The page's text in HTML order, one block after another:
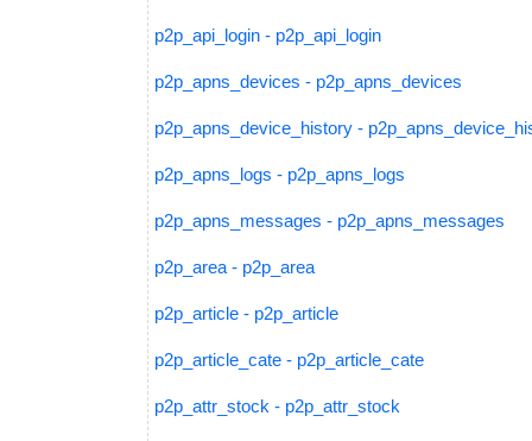
p2p_api_login - p2p_api_login
p2p_apns_devices - p2p_apns_devices
p2p_apns_device_history -
p2p_apns_logs - p2p_apns_logs
p2p_apns_messages - p2p_apns_messages
p2p_area - p2p_area
p2p_article - p2p_article
p2p_article_cate - p2p_article_cate
p2p_attr_stock - p2p_attr_stock